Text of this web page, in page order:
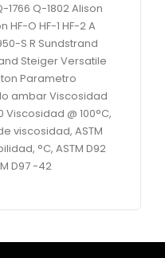
1766 Q-1802 Alison
O HF-1 HF-2 A
S R Sundstrand
Steiger Versatile
Parametro
ambar Viscosidad
Viscosidad @ 100°C,
viscosidad, ASTM
°C, ASTM D92
D97 -42